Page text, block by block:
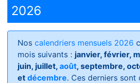
2026
Nos calendriers mensuels 2026
mois suivants : janvier, février,
juin, juillet, août, septembre,
et décembre. Ces derniers sont